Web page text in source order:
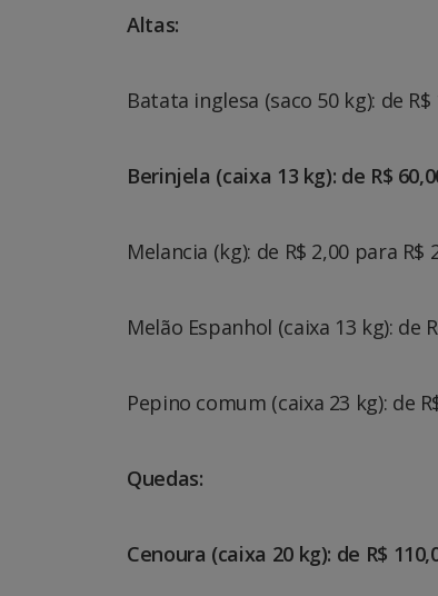
Altas:
Batata inglesa (saco 50 kg): de
Berinjela (caixa 13 kg): de R$
Melancia (kg): de R$ 2,00 para R$
Melão Espanhol (caixa 13 kg): de
Pepino comum (caixa 23 kg): de
Quedas:
Cenoura (caixa 20 kg): de R$